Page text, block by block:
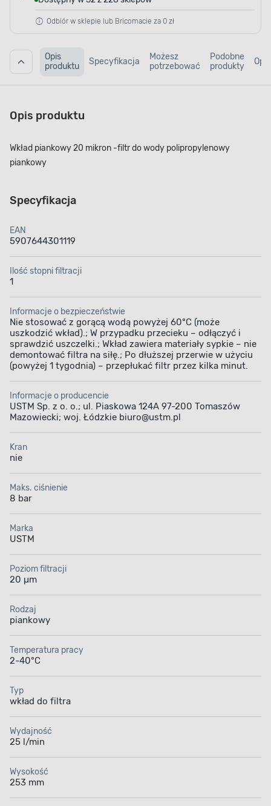
Odbiór w sklepie lub Bricomacie za 0 zł
Opis
produktu
Specyfikacja
Możesz
potrzebować
Podobne
produkty
Opis produktu
Wkład piankowy 20 mikron -filtr do wody polipropylenowy
piankowy
Specyfikacja
EAN
5907644301119
Ilość stopni filtracji
1
Informacje o bezpieczeństwie
Nie stosować z gorącą wodą powyżej 60°C (może
uszkodzić wkład).; W przypadku przecieku – odłączyć i
sprawdzić uszczelki.; Wkład zawiera materiały sypkie – nie
demontować filtra na siłę.; Po dłuższej przerwie w użyciu
(powyżej 1 tygodnia) – przepłukać filtr przez kilka minut.
Informacje o producencie
USTM Sp. z o. o.; ul. Piaskowa 124A 97-200 Tomaszów
Mazowiecki; woj. Łódzkie biuro@ustm.pl
Kran
nie
Maks. ciśnienie
8 bar
Marka
USTM
Poziom filtracji
20 µm
Rodzaj
piankowy
Temperatura pracy
2-40°C
Typ
wkład do filtra
Wydajność
25 l/min
Wysokość
253 mm